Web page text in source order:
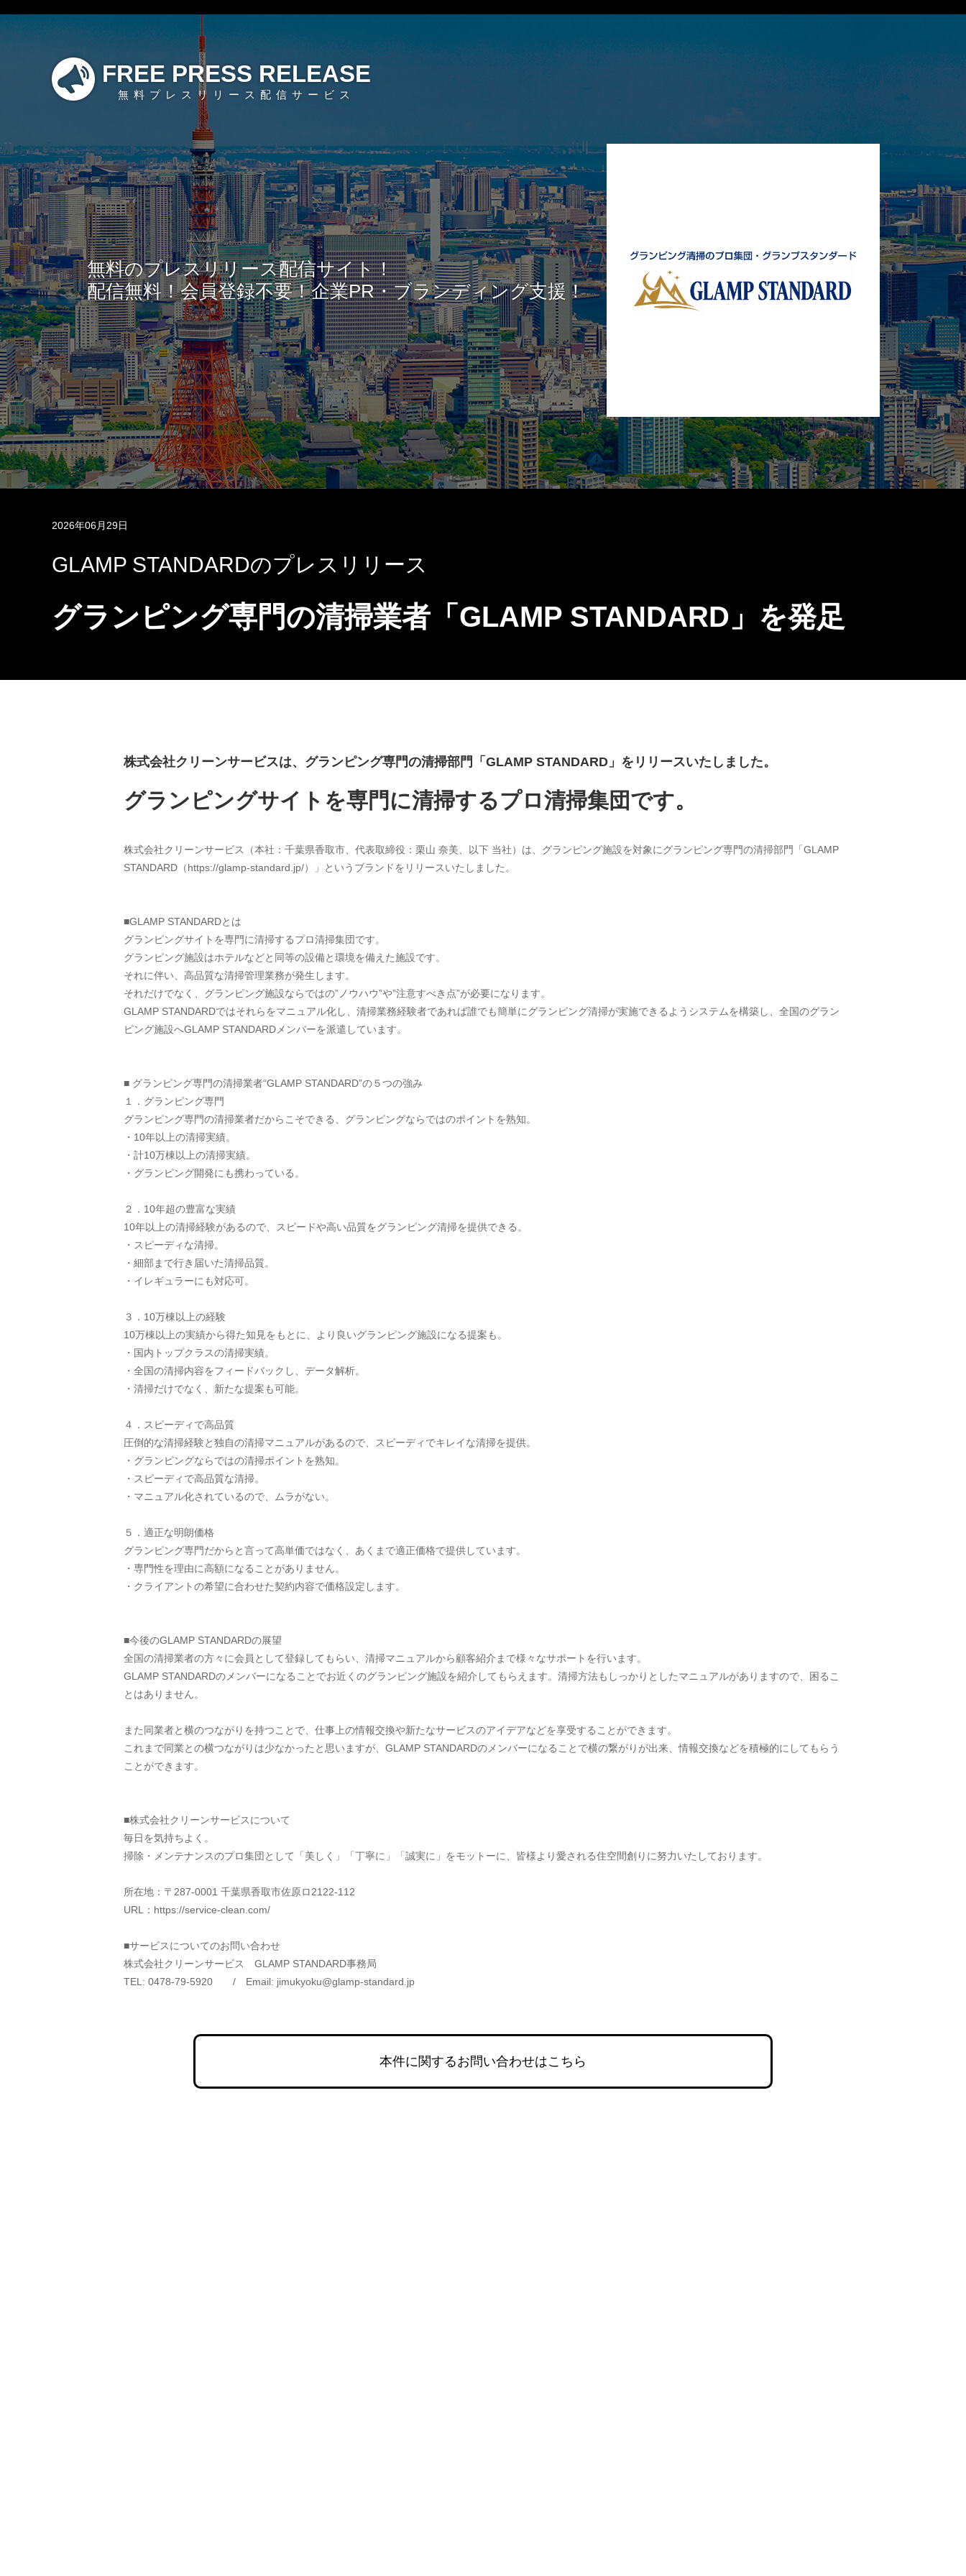
FREE PRESS RELEASE
無料プレスリリース配信サービス
無料のプレスリリース配信サイト！
配信無料！会員登録不要！企業PR・ブランディング支援！
2026年06月29日
GLAMP STANDARDのプレスリリース
グランピング専門の清掃業者「GLAMP STANDARD」を発足
株式会社クリーンサービスは、グランピング専門の清掃部門「GLAMP STANDARD」をリリースいたしました。
グランピングサイトを専門に清掃するプロ清掃集団です。
株式会社クリーンサービス（本社：千葉県香取市、代表取締役：栗山 奈美、以下 当社）は、グランピング施設を対象にグランピング専門の清掃部門「GLAMP
STANDARD（https://glamp-standard.jp/）」というブランドをリリースいたしました。
■GLAMP STANDARDとは
グランピングサイトを専門に清掃するプロ清掃集団です。
グランピング施設はホテルなどと同等の設備と環境を備えた施設です。
それに伴い、高品質な清掃管理業務が発生します。
それだけでなく、グランピング施設ならではの”ノウハウ”や”注意すべき点”が必要になります。
GLAMP STANDARDではそれらをマニュアル化し、清掃業務経験者であれば誰でも簡単にグランピング清掃が実施できるようシステムを構築し、全国のグラン
ピング施設へGLAMP STANDARDメンバーを派遣しています。
■ グランピング専門の清掃業者“GLAMP STANDARD”の５つの強み
１．グランピング専門
グランピング専門の清掃業者だからこそできる、グランピングならではのポイントを熟知。
・10年以上の清掃実績。
・計10万棟以上の清掃実績。
・グランピング開発にも携わっている。
２．10年超の豊富な実績
10年以上の清掃経験があるので、スピードや高い品質をグランピング清掃を提供できる。
・スピーディな清掃。
・細部まで行き届いた清掃品質。
・イレギュラーにも対応可。
３．10万棟以上の経験
10万棟以上の実績から得た知見をもとに、より良いグランピング施設になる提案も。
・国内トップクラスの清掃実績。
・全国の清掃内容をフィードバックし、データ解析。
・清掃だけでなく、新たな提案も可能。
４．スピーディで高品質
圧倒的な清掃経験と独自の清掃マニュアルがあるので、スピーディでキレイな清掃を提供。
・グランピングならではの清掃ポイントを熟知。
・スピーディで高品質な清掃。
・マニュアル化されているので、ムラがない。
５．適正な明朗価格
グランピング専門だからと言って高単価ではなく、あくまで適正価格で提供しています。
・専門性を理由に高額になることがありません。
・クライアントの希望に合わせた契約内容で価格設定します。
■今後のGLAMP STANDARDの展望
全国の清掃業者の方々に会員として登録してもらい、清掃マニュアルから顧客紹介まで様々なサポートを行います。
GLAMP STANDARDのメンバーになることでお近くのグランピング施設を紹介してもらえます。清掃方法もしっかりとしたマニュアルがありますので、困るこ
とはありません。
また同業者と横のつながりを持つことで、仕事上の情報交換や新たなサービスのアイデアなどを享受することができます。
これまで同業との横つながりは少なかったと思いますが、GLAMP STANDARDのメンバーになることで横の繋がりが出来、情報交換などを積極的にしてもらう
ことができます。
■株式会社クリーンサービスについて
毎日を気持ちよく。
掃除・メンテナンスのプロ集団として「美しく」「丁寧に」「誠実に」をモットーに、皆様より愛される住空間創りに努力いたしております。
所在地：〒287-0001 千葉県香取市佐原ロ2122-112
URL：https://service-clean.com/
■サービスについてのお問い合わせ
株式会社クリーンサービス　GLAMP STANDARD事務局
TEL: 0478-79-5920　　/　Email: jimukyoku@glamp-standard.jp
本件に関するお問い合わせはこちら